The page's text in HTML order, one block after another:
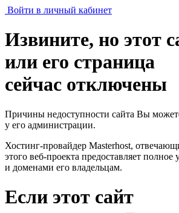
Войти в личный кабинет
Извините, но этот
или его страница
сейчас отключены
Причины недоступности сайта Вы
у его администрации.
Хостинг-провайдер Masterhost,
этого веб-проекта предоставляет полное
и доменами его владельцам.
Если этот сайт